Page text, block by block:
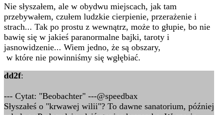
Nie słyszałem, ale w obydwu miejscach, jak tam
przebywałem, czułem ludzkie cierpienie, przerażenie i
strach... Tak po prostu z wewnątrz, może to głupie, bo nie
bawię się w jakieś paranormalne bajki, taroty i
jasnowidzenie... Wiem jedno, że są obszary,
w które nie powinniśmy się wgłębiać.
dd2f:
--- Cytat: "Beobachter" ---@speedbax
Słyszałeś o "krwawej wilii"? To dawne sanatorium, później